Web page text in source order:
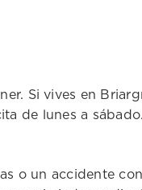
Si vives en
de lunes a
o un accidente